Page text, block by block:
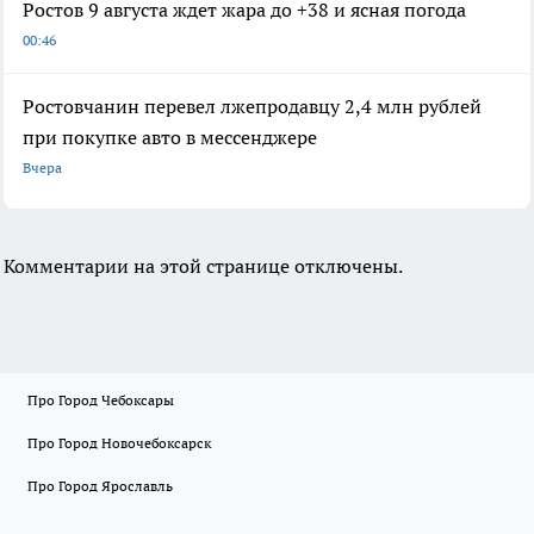
Ростов 9 августа ждет жара до +38 и ясная погода
00:46
Ростовчанин перевел лжепродавцу 2,4 млн рублей
при покупке авто в мессенджере
Вчера
Комментарии на этой странице отключены.
Про Город Чебоксары
Про Город Новочебоксарск
Про Город Ярославль